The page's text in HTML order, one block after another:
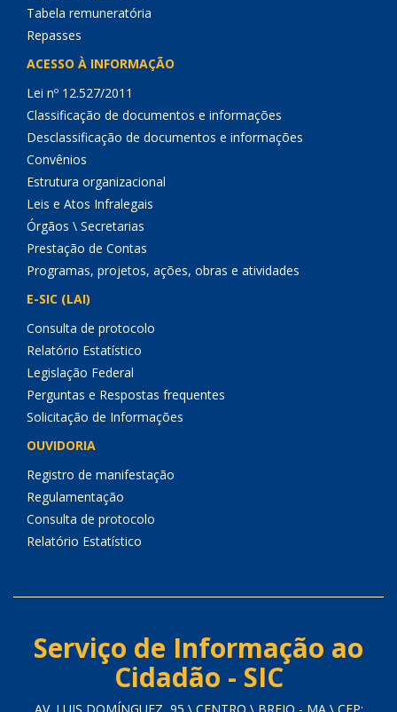
Tabela remuneratória
Repasses
ACESSO À INFORMAÇÃO
Lei nº 12.527/2011
Classificação de documentos e informações
Desclassificação de documentos e informações
Convênios
Estrutura organizacional
Leis e Atos Infralegais
Órgãos \ Secretarias
Prestação de Contas
Programas, projetos, ações, obras e atividades
E-SIC (LAI)
Consulta de protocolo
Relatório Estatístico
Legislação Federal
Perguntas e Respostas frequentes
Solicitação de Informações
OUVIDORIA
Registro de manifestação
Regulamentação
Consulta de protocolo
Relatório Estatístico
Serviço de Informação ao
Cidadão - SIC